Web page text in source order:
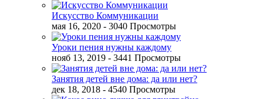
Искусство Коммуникации
мая 16, 2020 - 3040 Просмотры
Уроки пения нужны каждому
нояб 13, 2019 - 3441 Просмотры
Занятия детей вне дома: да или нет?
дек 18, 2018 - 4540 Просмотры